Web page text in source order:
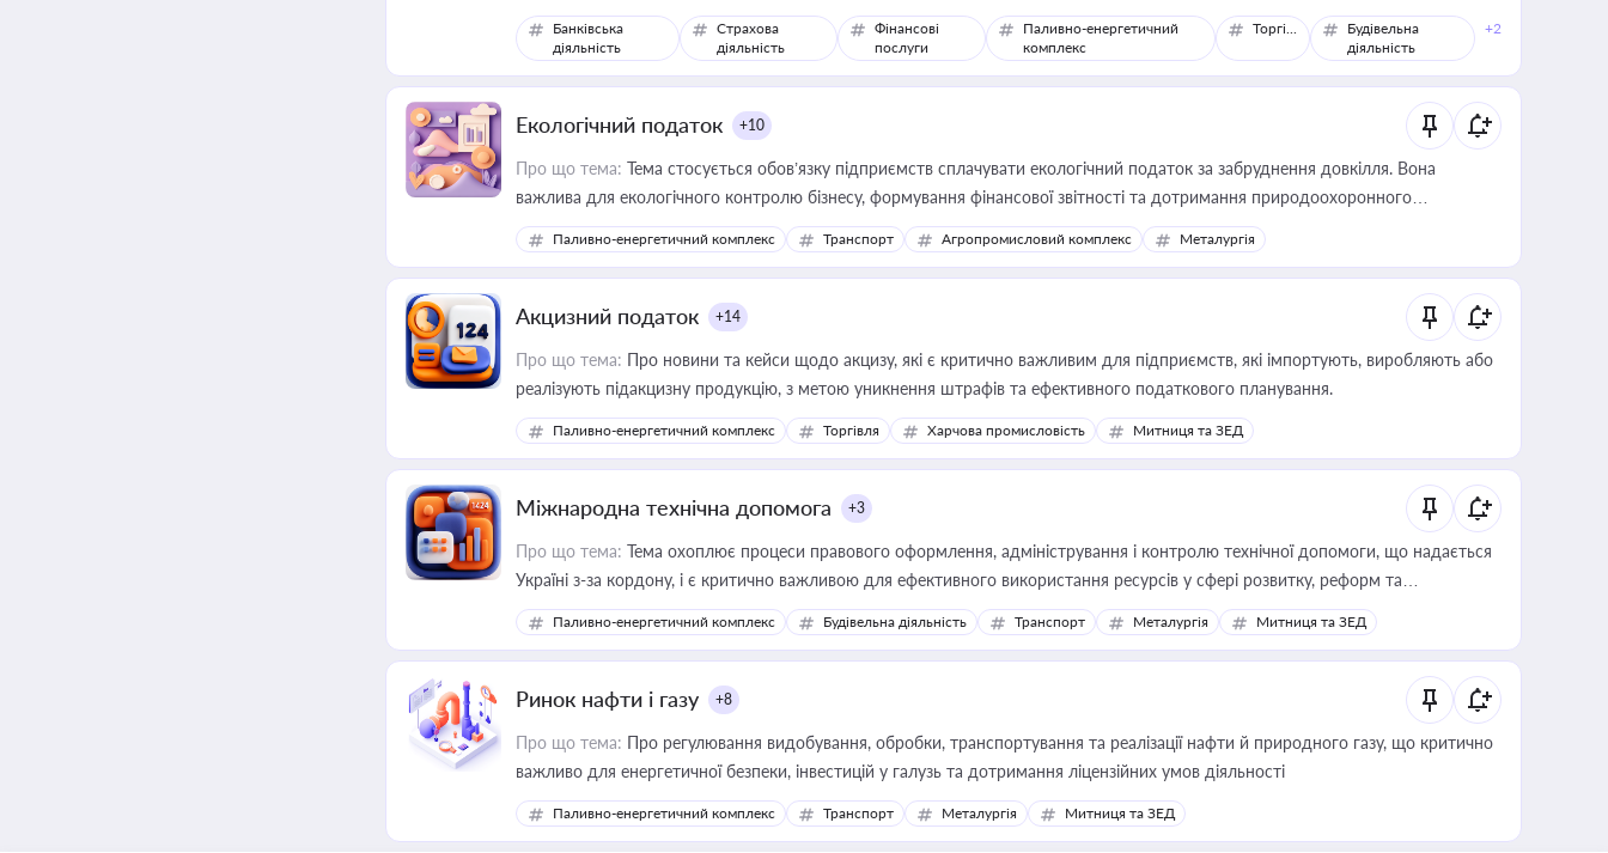
Банківська
діяльність
Страхова
діяльність
Фінансові
послуги
Паливно-енергетичний
комплекс
Торгівля
Будівельна
діяльність
+2
Екологічний податок +10
Про що тема: Тема стосується обов’язку підприємств сплачувати екологічний податок за забруднення довкілля. Вона
важлива для екологічного контролю бізнесу, формування фінансової звітності та дотримання природоохоронного
законодавства
Паливно-енергетичний комплекс Транспорт Агропромисловий комплекс Металургія
Акцизний податок +14
Про що тема: Про новини та кейси щодо акцизу, які є критично важливим для підприємств, які імпортують, виробляють або
реалізують підакцизну продукцію, з метою уникнення штрафів та ефективного податкового планування.
Паливно-енергетичний комплекс Торгівля Харчова промисловість Митниця та ЗЕД
Міжнародна технічна допомога +3
Про що тема: Тема охоплює процеси правового оформлення, адміністрування і контролю технічної допомоги, що надається
Україні з-за кордону, і є критично важливою для ефективного використання ресурсів у сфері розвитку, реформ та
інфраструктурних проєктів
Паливно-енергетичний комплекс Будівельна діяльність Транспорт Металургія Митниця та ЗЕД
Ринок нафти і газу +8
Про що тема: Про регулювання видобування, обробки, транспортування та реалізації нафти й природного газу, що критично
важливо для енергетичної безпеки, інвестицій у галузь та дотримання ліцензійних умов діяльності
Паливно-енергетичний комплекс Транспорт Металургія Митниця та ЗЕД